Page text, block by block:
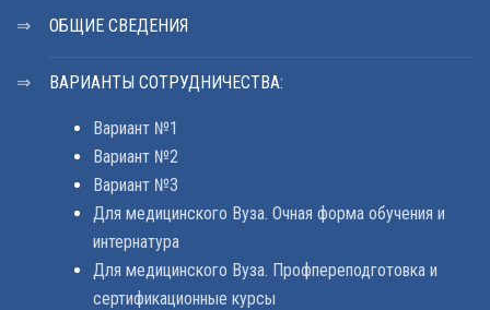
ОБЩИЕ СВЕДЕНИЯ
ВАРИАНТЫ СОТРУДНИЧЕСТВА:
Вариант №1
Вариант №2
Вариант №3
Для медицинского Вуза. Очная форма обучения и
интернатура
Для медицинского Вуза. Профпереподготовка и
сертификационные курсы